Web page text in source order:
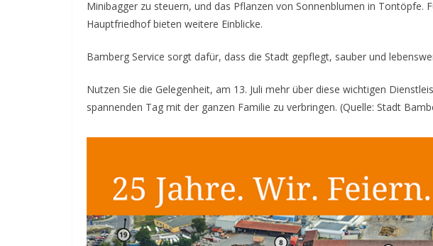
Minibagger zu steuern, und das Pflanzen von Sonnenblumen in Tontöpfe.
Hauptfriedhof bieten weitere Einblicke.
Bamberg Service sorgt dafür, dass die Stadt gepflegt, sauber und
Nutzen Sie die Gelegenheit, am 13. Juli mehr über diese wichtigen
spannenden Tag mit der ganzen Familie zu verbringen. (Quelle: Stadt